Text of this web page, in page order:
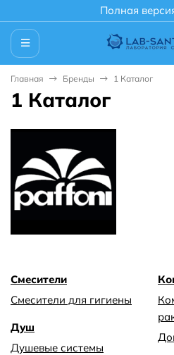
Полная
Главная Бренды 1 Каталог
1 Каталог
Смесители
Смесители для гигиены
Душ
Душевые системы